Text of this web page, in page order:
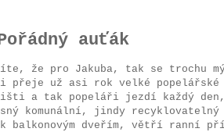
auťák
že pro Jakuba, tak se trochu
přeje už asi rok velké
a tak popeláři jezdí každý den,
komunální, jindy
k balkonovým dveřím, větří ranní